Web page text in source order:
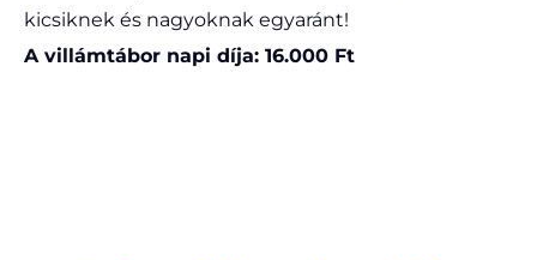
kicsiknek és nagyoknak egyaránt!
A villámtábor napi díja: 16.000 Ft